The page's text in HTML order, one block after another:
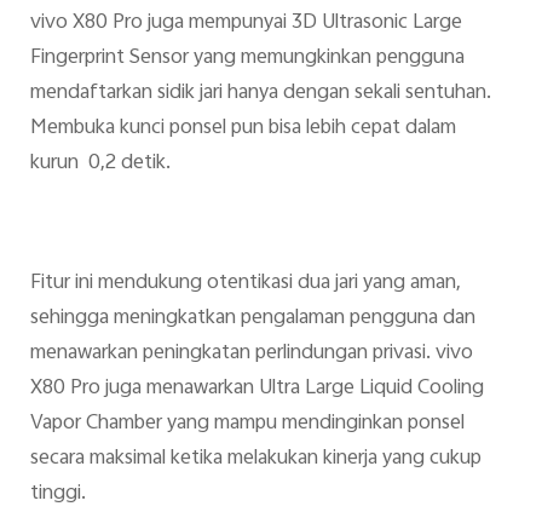
vivo X80 Pro juga mempunyai 3D Ultrasonic Large
Fingerprint Sensor yang memungkinkan pengguna
mendaftarkan sidik jari hanya dengan sekali sentuhan.
Membuka kunci ponsel pun bisa lebih cepat dalam
kurun 0,2 detik.
Fitur ini mendukung otentikasi dua jari yang aman,
sehingga meningkatkan pengalaman pengguna dan
menawarkan peningkatan perlindungan privasi. vivo
X80 Pro juga menawarkan Ultra Large Liquid Cooling
Vapor Chamber yang mampu mendinginkan ponsel
secara maksimal ketika melakukan kinerja yang cukup
tinggi.